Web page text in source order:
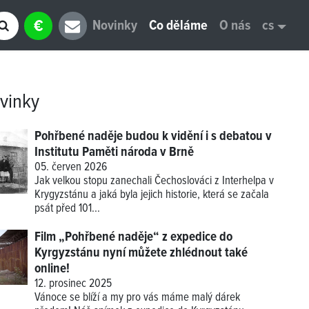
€ Novinky Co děláme O nás cs
Pohřbené naděje budou k vidění i s debatou v
Institutu Paměti národa v Brně
05. červen 2026
Jak velkou stopu zanechali Čechoslováci z Interhelpa v
Krygyzstánu a jaká byla jejich historie, která se začala
psát před 101...
Film „Pohřbené naděje“ z expedice do
Kyrgyzstánu nyní můžete zhlédnout také
online!
12. prosinec 2025
Vánoce se blíží a my pro vás máme malý dárek